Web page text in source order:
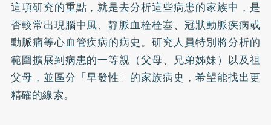
這項研究的重點，就是去分析這些病患的家族中，是
否較常出現腦中風、靜脈血栓栓塞、冠狀動脈疾病或
動脈瘤等心血管疾病的病史。研究人員特別將分析的
範圍擴展到病患的一等親（父母、兄弟姊妹）以及祖
父母，並區分「早發性」的家族病史，希望能找出更
精確的線索。